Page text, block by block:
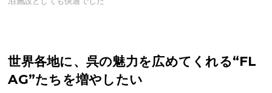
世界各地に、呉の魅力を広めてくれる“FL
AG”たちを増やしたい